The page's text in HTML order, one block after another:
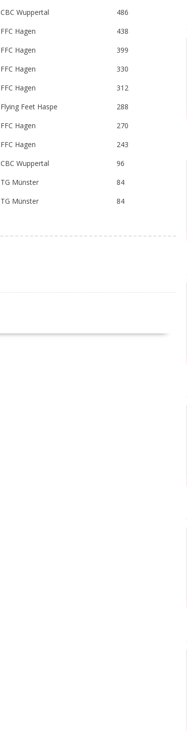
CBC Wuppertal
486
FFC Hagen
438
FFC Hagen
399
FFC Hagen
330
FFC Hagen
312
Flying Feet Haspe
288
FFC Hagen
270
FFC Hagen
243
CBC Wuppertal
96
TG Münster
84
TG Münster 84